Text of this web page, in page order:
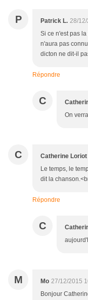
P Patrick L. 28/
Si ce n'est pas
n'aura pas
dicton ne dit-il
Répondre
C
On
C Catherine Loriot
Le temps, le
dit la
Répondre
C
M Mo 27/12/2015
Bonjour